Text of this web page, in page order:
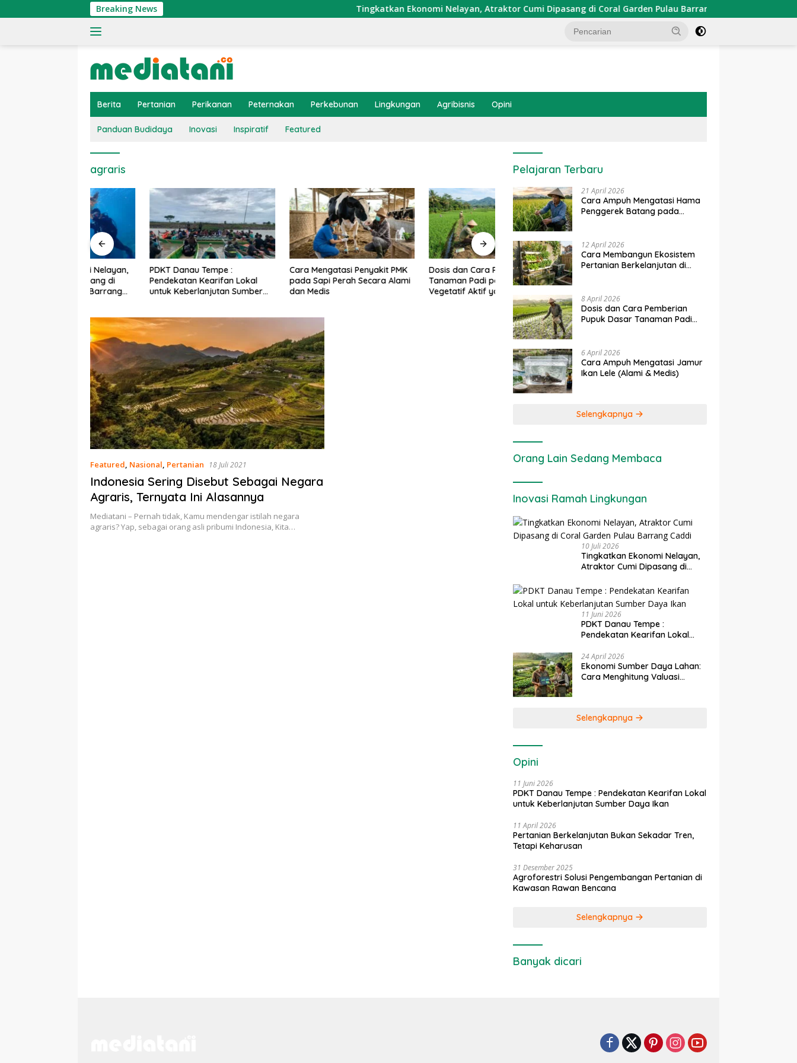
ke
Breaking News Tingkatkan Ekonomi Nelayan, Atraktor Cumi Dipasang di Coral Garden Pulau Barrang Caddi
Berita Pertanian Perikanan Peternakan Perkebunan Lingkungan Agribisnis Opini
Panduan Budidaya Inovasi Inspiratif Featured
agraris
PDKT Danau Tempe :
Pendekatan Kearifan Lokal
untuk Keberlanjutan Sumber
Cara Mengatasi Penyakit PMK
pada Sapi Perah Secara Alami
dan Medis
Dosis dan Cara Pemupukan
Tanaman Padi pada Fase
Vegetatif Aktif yang Tepat
Penerapan IoT dalam
Pertanian Modern di Indonesia
Ekonomi Sumber Daya Lahan:
Featured, Nasional, Pertanian 18 Juli 2021
Indonesia Sering Disebut Sebagai Negara
Agraris, Ternyata Ini Alasannya
Mediatani – Pernah tidak, Kamu mendengar istilah negara
agraris? Yap, sebagai orang asli pribumi Indonesia, Kita…
Pelajaran Terbaru
21 April 2026
Cara Ampuh Mengatasi Hama
Penggerek Batang pada
12 April 2026
Cara Membangun Ekosistem
Pertanian Berkelanjutan di
8 April 2026
Dosis dan Cara Pemberian
Pupuk Dasar Tanaman Padi
6 April 2026
Cara Ampuh Mengatasi Jamur
Ikan Lele (Alami & Medis)
Selengkapnya
Orang Lain Sedang Membaca
Inovasi Ramah Lingkungan
10 Juli 2026
Tingkatkan Ekonomi Nelayan,
Atraktor Cumi Dipasang di
Caddi
11 Juni 2026
PDKT Danau Tempe :
Pendekatan Kearifan Lokal
Daya Ikan
24 April 2026
Ekonomi Sumber Daya Lahan:
Cara Menghitung Valuasi
Selengkapnya
Opini
11 Juni 2026
PDKT Danau Tempe : Pendekatan Kearifan Lokal
untuk Keberlanjutan Sumber Daya Ikan
11 April 2026
Pertanian Berkelanjutan Bukan Sekadar Tren,
Tetapi Keharusan
31 Desember 2025
Agroforestri Solusi Pengembangan Pertanian di
Kawasan Rawan Bencana
Selengkapnya
Banyak dicari